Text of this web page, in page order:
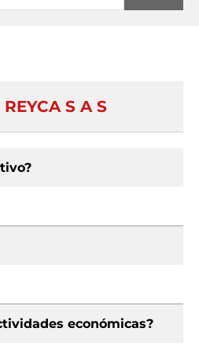
S A S
económicas?